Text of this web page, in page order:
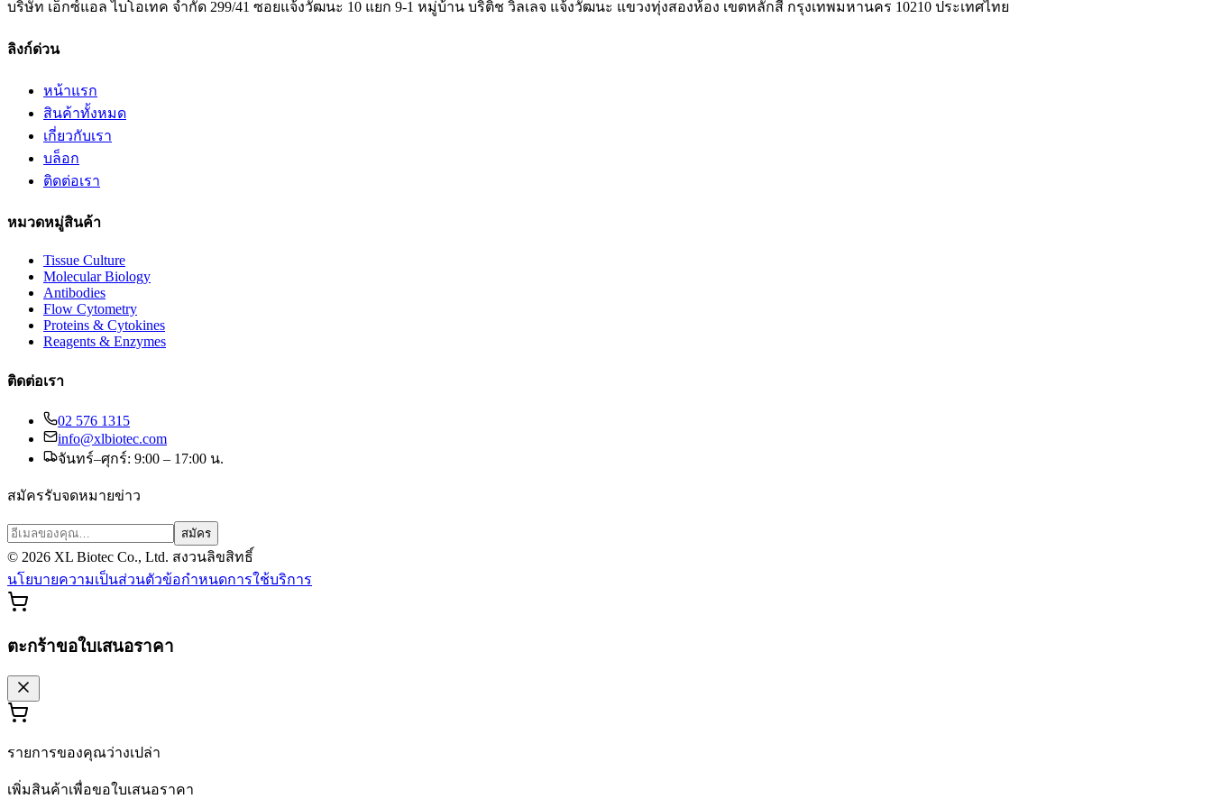
บริษัท เอ็กซ์แอล ไบโอเทค จำกัด 299/41 ซอยแจ้งวัฒนะ 10 แยก 9-1 หมู่บ้าน บริติช วิลเลจ แจ้งวัฒนะ แขวงทุ่งสองห้อง เขตหลักสี่ กรุงเทพมหานคร 10210 ประเทศไทย
ลิงก์ด่วน
หน้าแรก
สินค้าทั้งหมด
เกี่ยวกับเรา
บล็อก
ติดต่อเรา
หมวดหมู่สินค้า
Tissue Culture
Molecular Biology
Antibodies
Flow Cytometry
Proteins & Cytokines
Reagents & Enzymes
ติดต่อเรา
02 576 1315
info@xlbiotec.com
จันทร์–ศุกร์: 9:00 – 17:00 น.
สมัครรับจดหมายข่าว
สมัคร
© 2026 XL Biotec Co., Ltd. สงวนลิขสิทธิ์
นโยบายความเป็นส่วนตัวข้อกำหนดการใช้บริการ
ตะกร้าขอใบเสนอราคา
รายการของคุณว่างเปล่า
เพิ่มสินค้าเพื่อขอใบเสนอราคา